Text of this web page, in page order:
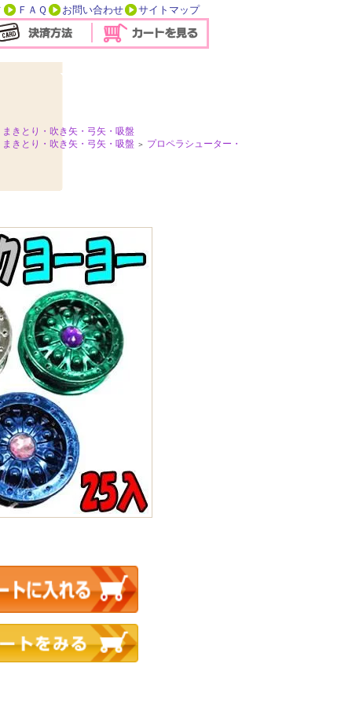
ＦＡＱ お問い合わせ サイトマップ
きとり・吹き矢・弓矢・吸盤
きとり・吹き矢・弓矢・吸盤 ＞ プロペラシューター・